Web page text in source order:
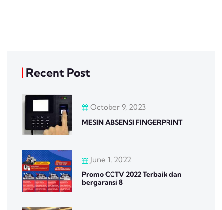
Recent Post
October 9, 2023
MESIN ABSENSI FINGERPRINT
June 1, 2022
Promo CCTV 2022 Terbaik dan
bergaransi 8